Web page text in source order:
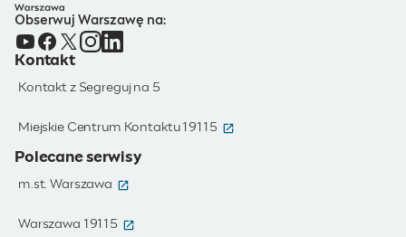
Obserwuj Warszawę na:
Kontakt
Kontakt z Segreguj na 5
Miejskie Centrum Kontaktu 19115 (otwiera się w nowym oknie)
Polecane serwisy
m.st. Warszawa (otwiera się w nowym oknie)
Warszawa 19115 (otwiera się w nowym oknie)